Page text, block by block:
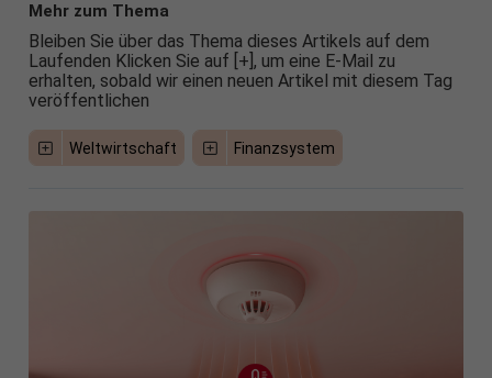
Mehr zum Thema
Bleiben Sie über das Thema dieses Artikels auf dem
Laufenden Klicken Sie auf [+], um eine E-Mail zu
erhalten, sobald wir einen neuen Artikel mit diesem Tag
veröffentlichen
Weltwirtschaft Finanzsystem